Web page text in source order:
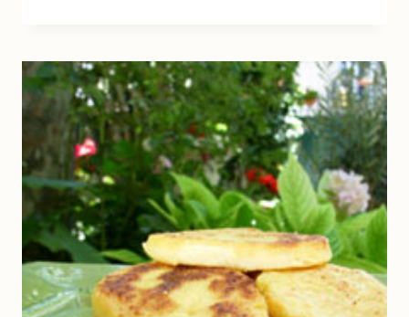
LA
FARINE
DE
POIS
CHICHE
&
CORIANDRE